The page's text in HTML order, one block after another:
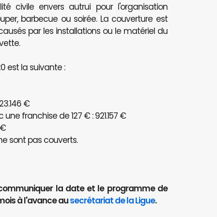
civile envers autrui pour l'organisation
barbecue ou soirée. La couverture est
par les installations ou le matériel du
est la suivante :
€
franchise de 127 € : 921.157 €
sont pas couverts.
la date et le programme de
à l'avance ausecrétariat de la Ligue.